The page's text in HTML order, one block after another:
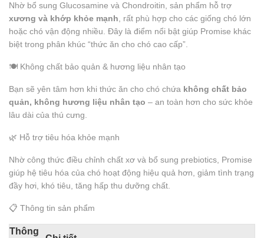
Nhờ bổ sung Glucosamine và Chondroitin, sản phẩm hỗ trợ
xương và khớp khỏe mạnh , rất phù hợp cho các giống chó lớn
hoặc chó vận động nhiều. Đây là điểm nổi bật giúp Promise khác
biệt trong phân khúc “thức ăn cho chó cao cấp”.
🍽️ Không chất bảo quản & hương liệu nhân tạo
Bạn sẽ yên tâm hơn khi thức ăn cho chó chứa không chất bảo
quản, không hương liệu nhân tạo – an toàn hơn cho sức khỏe
lâu dài của thú cưng.
🌿 Hỗ trợ tiêu hóa khỏe mạnh
Nhờ công thức điều chỉnh chất xơ và bổ sung prebiotics, Promise
giúp hệ tiêu hóa của chó hoạt động hiệu quả hơn, giảm tình trạng
đầy hơi, khó tiêu, tăng hấp thu dưỡng chất.
📋 Thông tin sản phẩm
Thông